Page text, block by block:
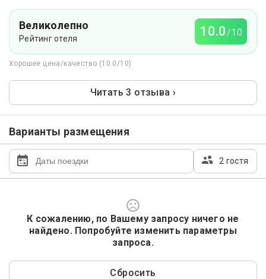
Великолепно
Рейтинг отеля 10.0/10
Хорошее цена/качество (10.0/10)
Читать 3 отзыва ›
Варианты размещения
2 гостя
К сожалению, по Вашему запросу ничего не
найдено. Попробуйте изменить параметры
запроса.
Сбросить